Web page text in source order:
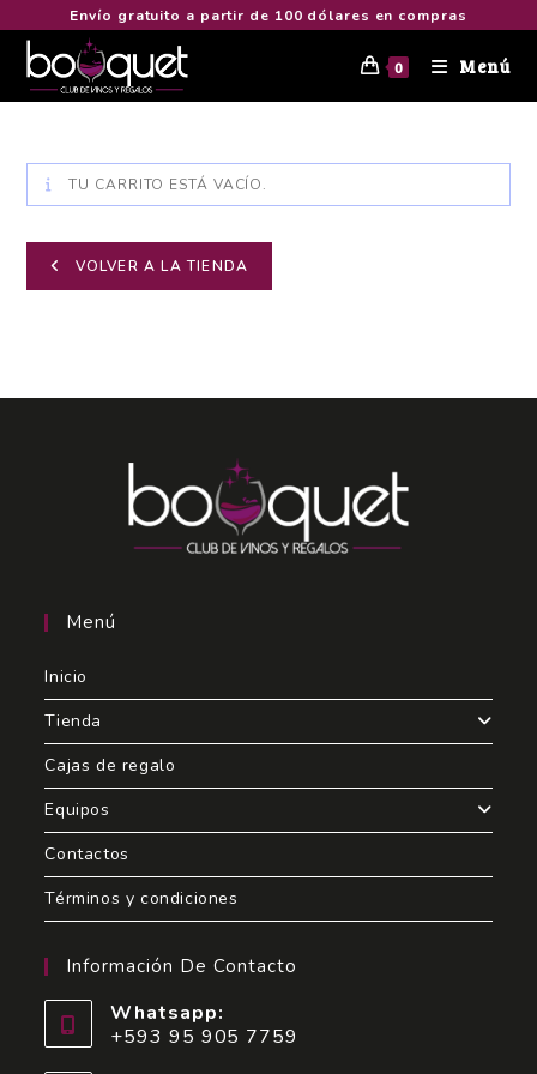
Envío gratuito a partir de 100 dólares en compras
0 Menú
TU CARRITO ESTÁ VACÍO.
VOLVER A LA TIENDA
Menú
Inicio
Tienda
Cajas de regalo
Equipos
Contactos
Términos y condiciones
Información De Contacto
Whatsapp:
+593 95 905 7759